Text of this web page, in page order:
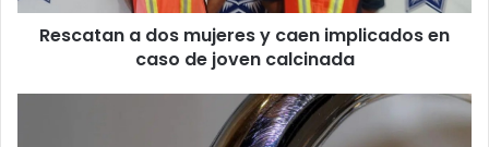
caso
Rescatan a dos mujeres y caen implicados en
caso de joven calcinada